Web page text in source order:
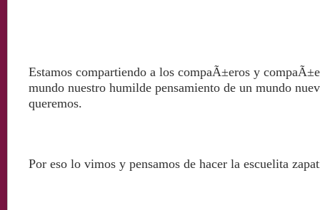
Estamos compartiendo a los compaÃ±eros y
mundo nuestro humilde pensamiento de un mundo
queremos.
Por eso lo vimos y pensamos de hacer la escuelita